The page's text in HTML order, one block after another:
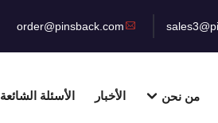
order@pinsback.com
من نحن الأخبار الأسئلة الشائعة